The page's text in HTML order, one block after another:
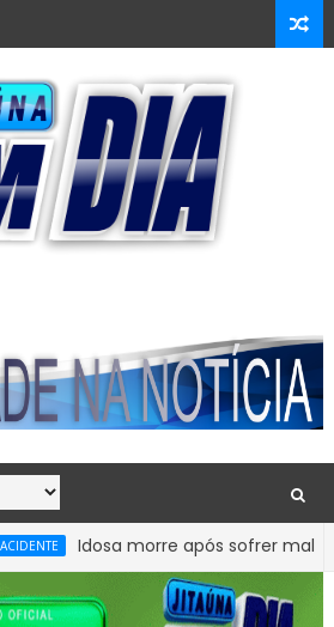
Idosa morre após sofrer mal súbito no